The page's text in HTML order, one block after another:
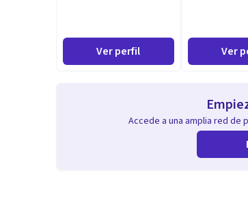
Ver perfil Ver
Accede a una amplia red de